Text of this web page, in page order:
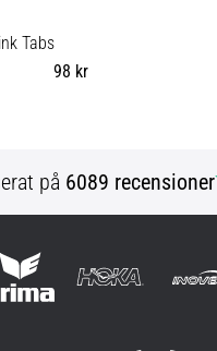
Tabs
98 kr
på 6089 recensioner